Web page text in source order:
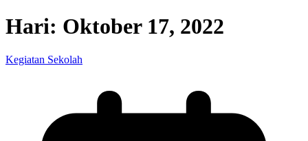
Hari: Oktober 17, 2022
Kegiatan Sekolah